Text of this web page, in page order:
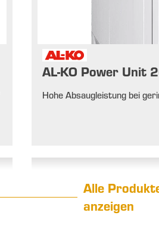
AL-KO Power Unit
Hohe Absaugleistung bei
Alle
anzeigen